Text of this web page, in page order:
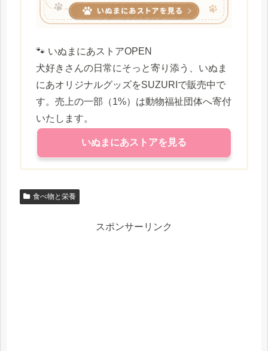
🐾 いぬまにあストアOPEN
犬好きさんの日常にそっと寄り添う、いぬま
にあオリジナルグッズをSUZURIで販売中で
す。売上の一部（1%）は動物福祉団体へ寄付
いたします。
いぬまにあストアを見る
食べ物と栄養
スポンサーリンク